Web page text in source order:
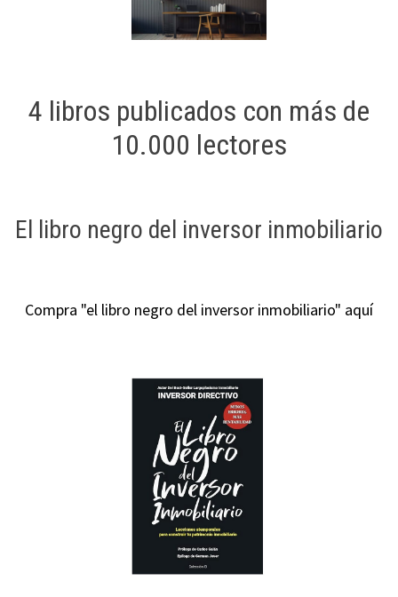
4 libros publicados con más de
10.000 lectores
El libro negro del inversor inmobiliario
Compra "el libro negro del inversor inmobiliario" aquí